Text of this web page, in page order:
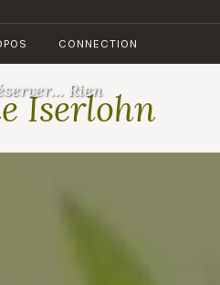
Rien
CONNECTION
Iserlohn